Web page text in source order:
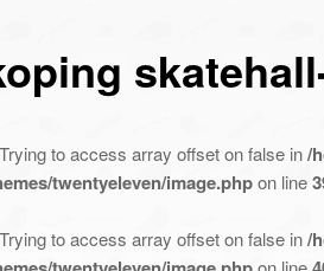
to access array offset on false in/
twentyeleven/image.phpon line
to access array offset on false in/